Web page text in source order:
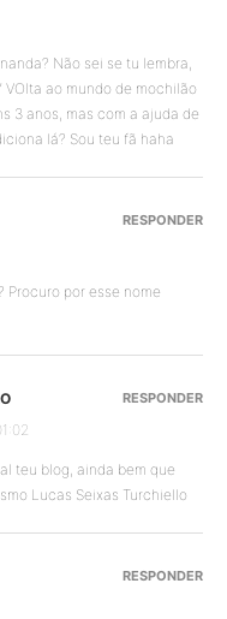
Não sei se tu lembra,
VOlta ao mundo de mochilão
3 anos, mas com a ajuda de
lá? Sou teu fã haha
Procuro por esse nome
RESPONDER
teu blog, ainda bem que
Lucas Seixas Turchiello
RESPONDER
RESPONDER